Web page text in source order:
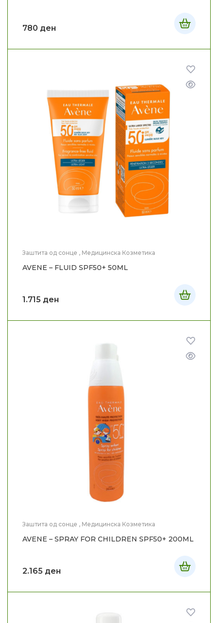
780 ден
Заштита од сонце , Медицинска Козметика
AVENE – FLUID SPF50+ 50ML
1.715 ден
Заштита од сонце , Медицинска Козметика
AVENE – SPRAY FOR CHILDREN SPF50+ 200ML
2.165 ден